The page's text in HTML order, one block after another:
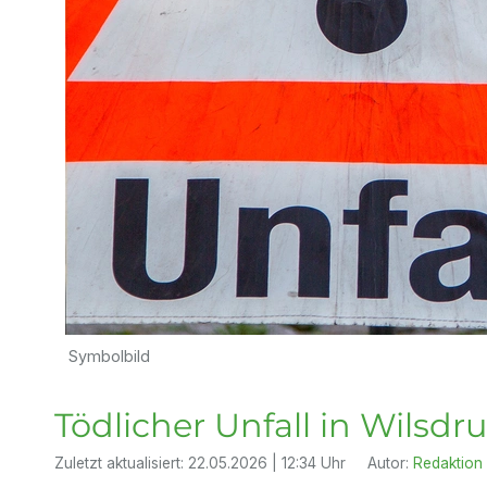
Symbolbild
Tödlicher Unfall in
Zuletzt aktualisiert: 22.05.2026 | 12:34 Uhr Autor: Redaktion